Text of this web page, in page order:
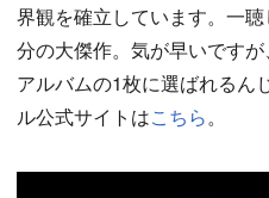
界観を確立しています。一
分の大傑作。気が早いです
アルバムの1枚に選ばれるん
ル公式サイトはこちら。